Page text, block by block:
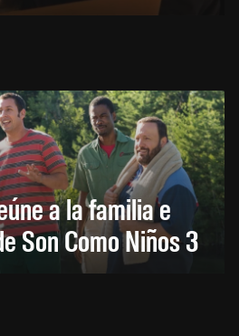
a la familia e
Son Como Niños 3